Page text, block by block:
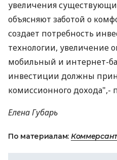
увеличения
объясняют заботой о
создает потребность
технологии, увеличение
мобильный и интернет-
инвестиции должны
комиссионного дохода",-
Елена Губарь
По материалам: